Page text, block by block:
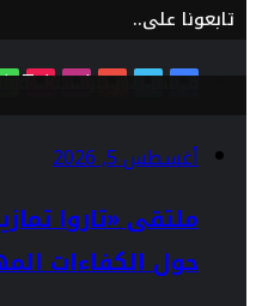
تابعونا على..
فيسبوك
تويتريوتيوبانستقرام
أغسطس 5, 2026
ملتقى «تاروا
حول الكفاءات